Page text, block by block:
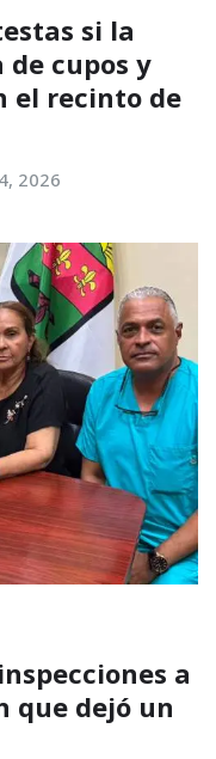
si la
de cupos y
el recinto de
2026
a
que dejó un